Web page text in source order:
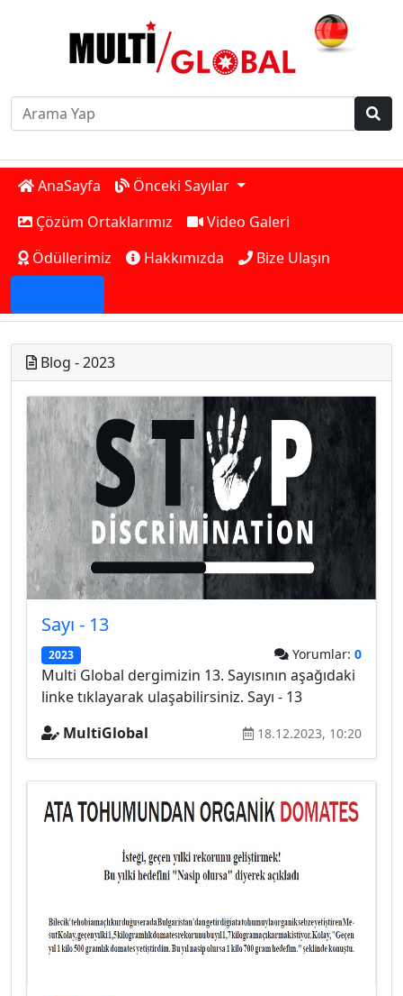
AnaSayfa
Önceki Sayılar
Çözüm Ortaklarımız
Video Galeri
Ödüllerimiz
Hakkımızda
Bize Ulaşın
Blog - 2023
Sayı - 13
2023 Yorumlar: 0
Multi Global dergimizin 13. Sayısının aşağıdaki
linke tıklayarak ulaşabilirsiniz. Sayı - 13
MultiGlobal
18.12.2023, 10:20